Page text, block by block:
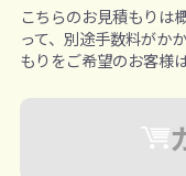
こちらのお見積もりは
って、別途手数料がか
もりをご希望のお客様